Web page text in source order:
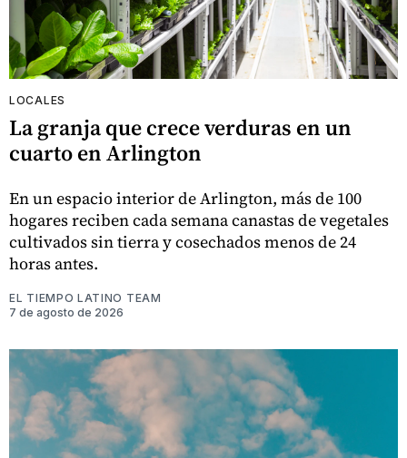
LOCALES
La granja que crece verduras en un
cuarto en Arlington
En un espacio interior de Arlington, más de 100
hogares reciben cada semana canastas de vegetales
cultivados sin tierra y cosechados menos de 24
horas antes.
EL TIEMPO LATINO TEAM
7 de agosto de 2026